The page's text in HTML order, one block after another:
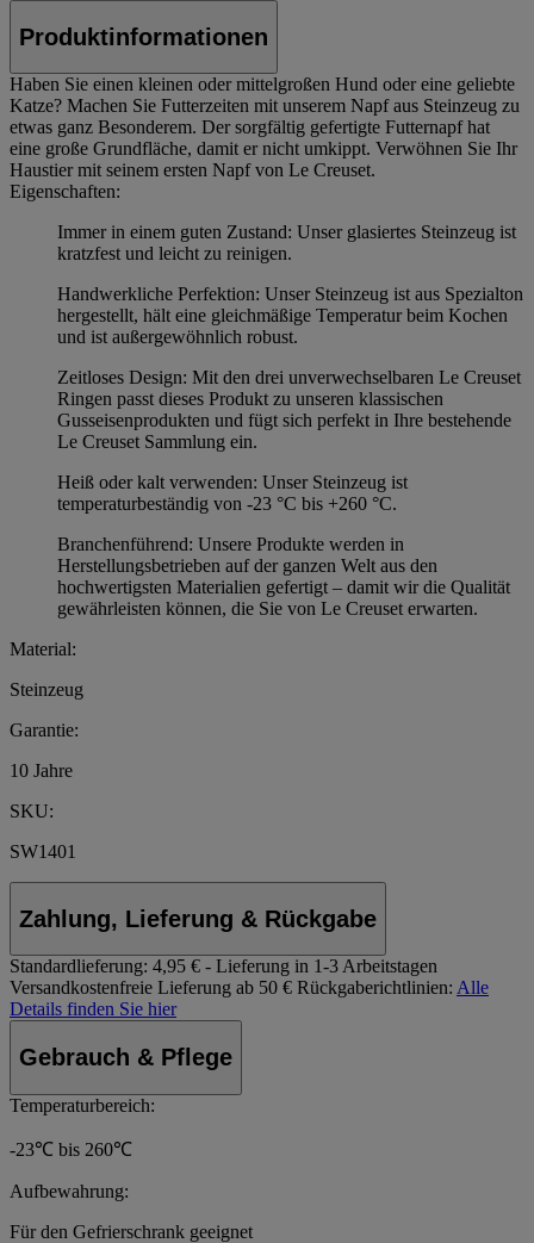
Produktinformationen
Haben Sie einen kleinen oder mittelgroßen Hund oder eine geliebte
Katze? Machen Sie Futterzeiten mit unserem Napf aus Steinzeug zu
etwas ganz Besonderem. Der sorgfältig gefertigte Futternapf hat
eine große Grundfläche, damit er nicht umkippt. Verwöhnen Sie Ihr
Haustier mit seinem ersten Napf von Le Creuset.
Eigenschaften:
Immer in einem guten Zustand: Unser glasiertes Steinzeug ist
kratzfest und leicht zu reinigen.
Handwerkliche Perfektion: Unser Steinzeug ist aus Spezialton
hergestellt, hält eine gleichmäßige Temperatur beim Kochen
und ist außergewöhnlich robust.
Zeitloses Design: Mit den drei unverwechselbaren Le Creuset
Ringen passt dieses Produkt zu unseren klassischen
Gusseisenprodukten und fügt sich perfekt in Ihre bestehende
Le Creuset Sammlung ein.
Heiß oder kalt verwenden: Unser Steinzeug ist
temperaturbeständig von -23 °C bis +260 °C.
Branchenführend: Unsere Produkte werden in
Herstellungsbetrieben auf der ganzen Welt aus den
hochwertigsten Materialien gefertigt – damit wir die Qualität
gewährleisten können, die Sie von Le Creuset erwarten.
Material:
Steinzeug
Garantie:
10 Jahre
SKU:
SW1401
Zahlung, Lieferung & Rückgabe
Standardlieferung: 4,95 € - Lieferung in 1-3 Arbeitstagen
Versandkostenfreie Lieferung ab 50 € Rückgaberichtlinien: Alle
Details finden Sie hier
Gebrauch & Pflege
Temperaturbereich:
-23℃ bis 260℃
Aufbewahrung:
Für den Gefrierschrank geeignet